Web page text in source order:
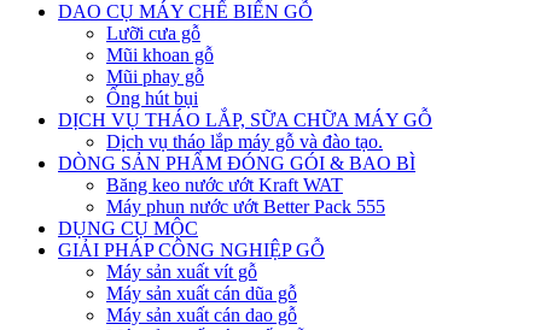
DAO CỤ MÁY CHẾ BIẾN GỖ
Lưỡi cưa gỗ
Mũi khoan gỗ
Mũi phay gỗ
Ống hút bụi
DỊCH VỤ THÁO LẮP, SỮA CHỮA MÁY GỖ
Dịch vụ tháo lắp máy gỗ và đào tạo.
DÒNG SẢN PHẨM ĐÓNG GÓI & BAO BÌ
Băng keo nước ướt Kraft WAT
Máy phun nước ướt Better Pack 555
DỤNG CỤ MỘC
GIẢI PHÁP CÔNG NGHIỆP GỖ
Máy sản xuất vít gỗ
Máy sản xuất cán dũa gỗ
Máy sản xuất cán dao gỗ